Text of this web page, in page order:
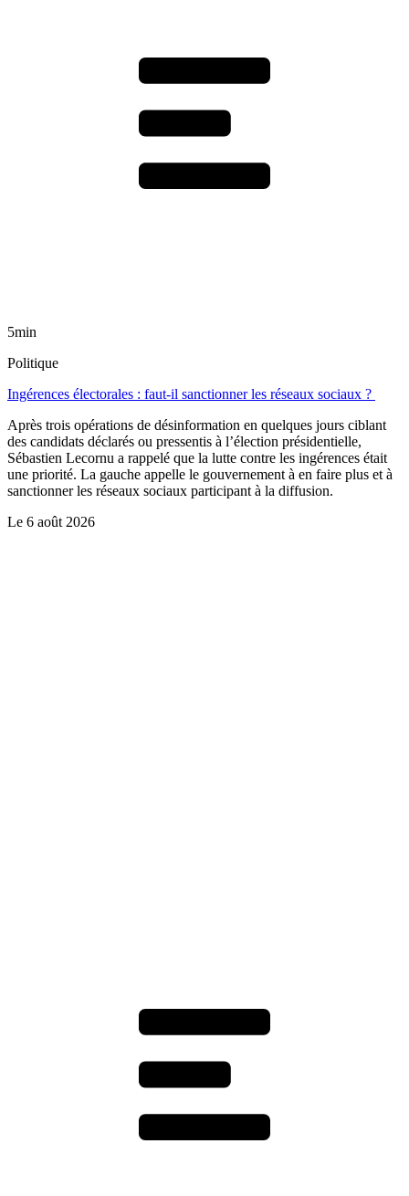
5min
Politique
Ingérences électorales : faut-il sanctionner les réseaux sociaux ?
Après trois opérations de désinformation en quelques jours ciblant
des candidats déclarés ou pressentis à l’élection présidentielle,
Sébastien Lecornu a rappelé que la lutte contre les ingérences était
une priorité. La gauche appelle le gouvernement à en faire plus et à
sanctionner les réseaux sociaux participant à la diffusion.
Le 6 août 2026